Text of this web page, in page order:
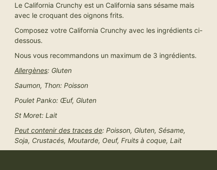
Le California Crunchy est un California sans sésame mais
avec le croquant des oignons frits.
Composez votre California Crunchy avec les ingrédients ci-
dessous.
Nous vous recommandons un maximum de 3 ingrédients.
Allergènes: Gluten
Saumon, Thon: Poisson
Poulet Panko: Œuf, Gluten
St Moret: Lait
Peut contenir des traces de: Poisson, Gluten, Sésame,
Soja, Crustacés, Moutarde, Oeuf, Fruits à coque, Lait